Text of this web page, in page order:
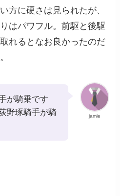
方に硬さは見られたが、
はパワフル。前駆と後駆
れるとなお良かったのだ
jamie
が騎乗です
野琢騎手が騎